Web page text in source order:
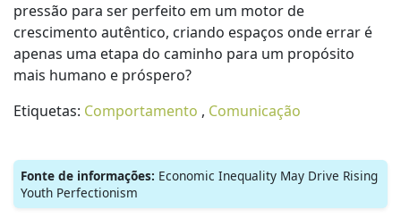
pressão para ser perfeito em um motor de
crescimento autêntico, criando espaços onde errar é
apenas uma etapa do caminho para um propósito
mais humano e próspero?
Etiquetas: Comportamento , Comunicação
Fonte de informações: Economic Inequality May Drive Rising
Youth Perfectionism